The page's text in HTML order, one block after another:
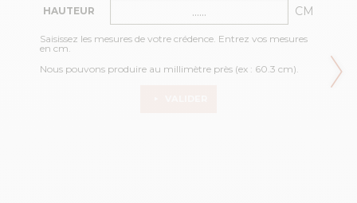
HAUTEUR CM
Saisissez les mesures de votre crédence. Entrez vos mesures
en cm.
Nous pouvons produire au millimètre près (ex : 60.3 cm).